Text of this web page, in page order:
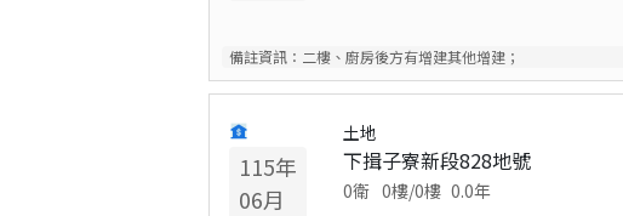
備註資訊： 二樓、廚房後方有增建其他增建；
115年
06月
土地
下揖子寮新段828地號
0衛 0樓/0樓 0.0年